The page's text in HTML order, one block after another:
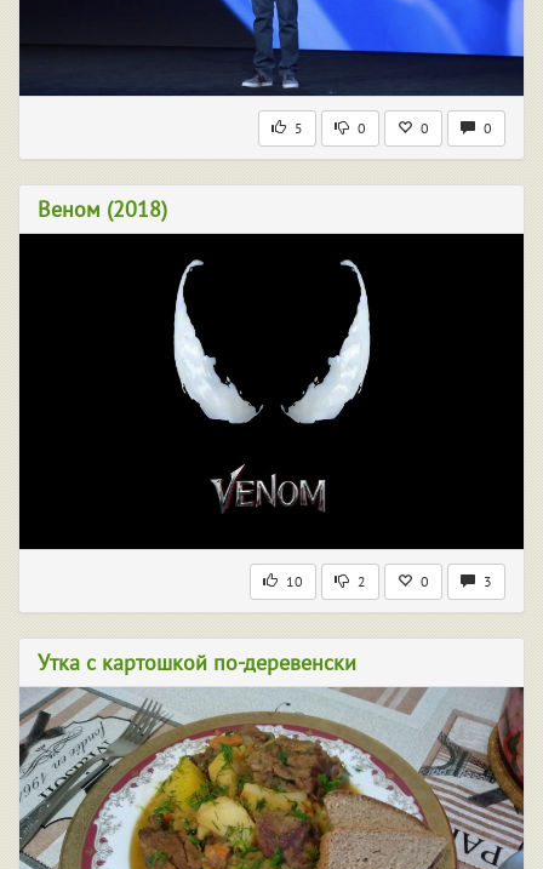
5 0 0 0
Веном (2018)
10 2 0 3
Утка с картошкой по-деревенски